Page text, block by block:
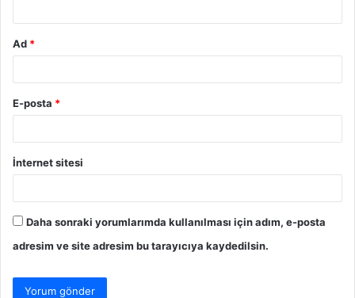
Ad *
E-posta *
İnternet sitesi
Daha sonraki yorumlarımda kullanılması için adım, e-posta
adresim ve site adresim bu tarayıcıya kaydedilsin.